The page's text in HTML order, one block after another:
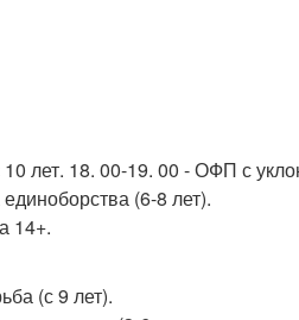
лет. 18. 00-19. 00 - ОФП с
(6-8 лет).
14+.
(с 9 лет).